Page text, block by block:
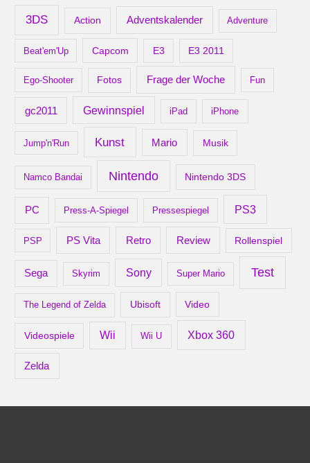
3DS Action Adventskalender Adventure
Beat'em'Up Capcom E3 E3 2011
Ego-Shooter Fotos Frage der Woche Fun
gc2011 Gewinnspiel iPad iPhone
Jump'n'Run Kunst Mario Musik
Namco Bandai Nintendo Nintendo 3DS
PC Press-A-Spiegel Pressespiegel PS3
PSP PS Vita Retro Review Rollenspiel
Sega Skyrim Sony Super Mario Test
The Legend of Zelda Ubisoft Video
Videospiele Wii Wii U Xbox 360
Zelda